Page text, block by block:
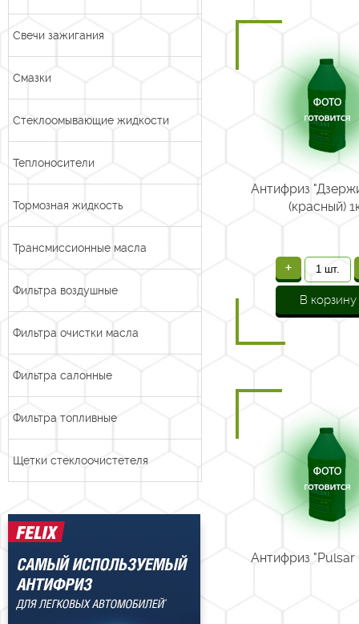
Свечи зажигания
Смазки
Стеклоомывающие жидкости
Теплоносители
Тормозная жидкость
Трансмиссионные масла
Фильтра воздушные
Фильтра очистки масла
Фильтра салонные
Фильтра топливные
Щетки стеклоочистетеля
Антифриз
(красный)
+
В корзину
Антифриз "Pulsar